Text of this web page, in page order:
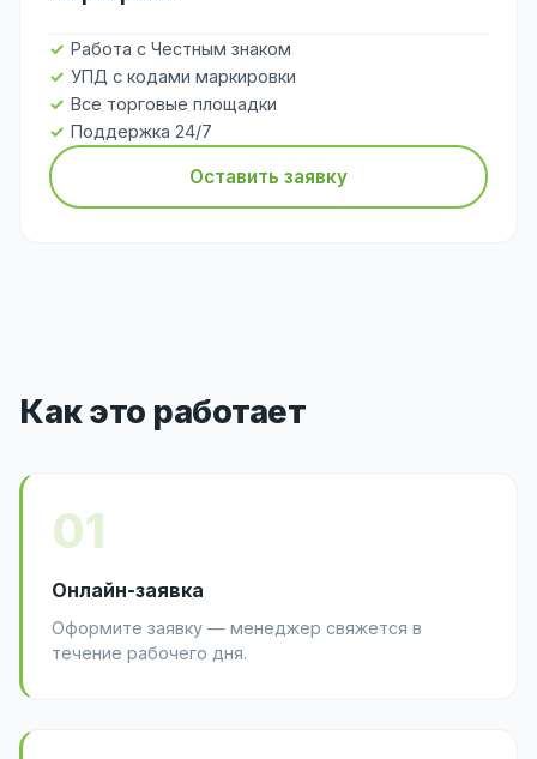
Работа с Честным знаком
УПД с кодами маркировки
Все торговые площадки
Поддержка 24/7
Оставить заявку
Как это работает
01
Онлайн-заявка
Оформите заявку — менеджер свяжется в
течение рабочего дня.